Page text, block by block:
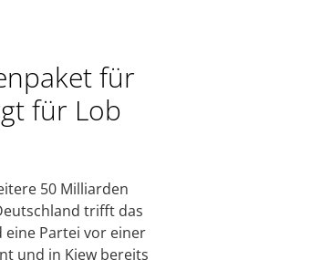
für
für Lob
50 Milliarden
trifft das
eine Partei vor einer
und in Kiew bereits